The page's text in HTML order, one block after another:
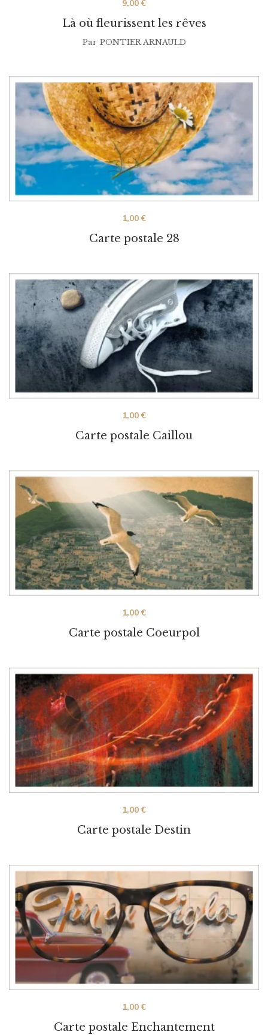
Là où fleurissent les rêves
9,00€
Par PONTIER ARNAULD
Carte postale 28
1,00€
Carte postale Caillou
1,00€
Carte postale Coeurpol
1,00€
Carte postale Destin
1,00€
Carte postale Enchantement
1,00€